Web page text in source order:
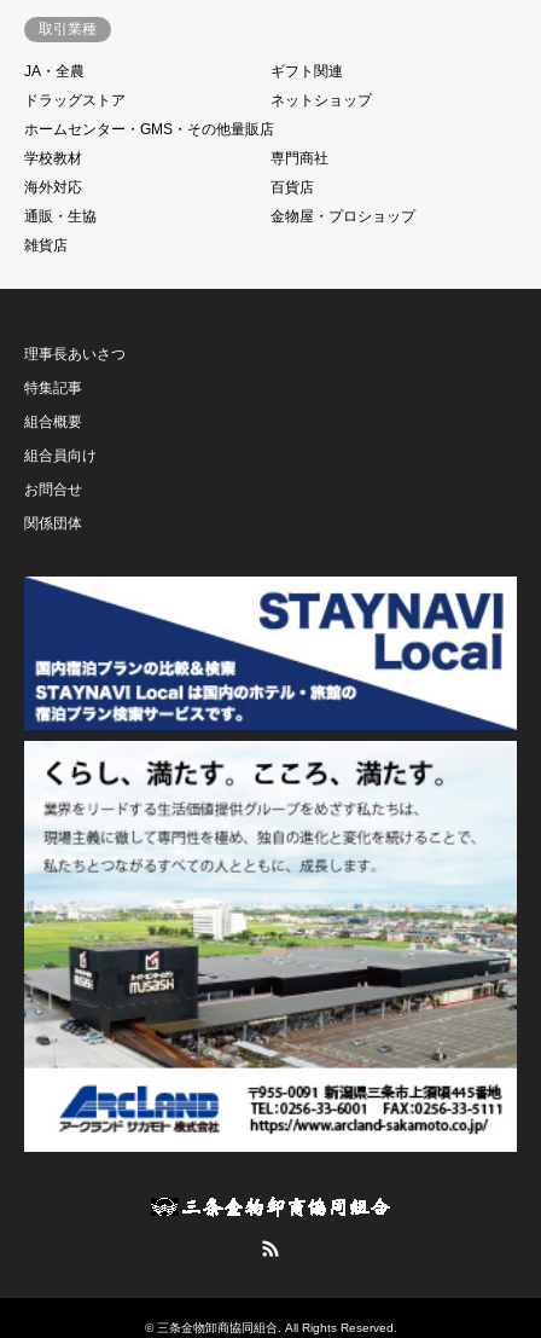
取引業種
JA・全農
ギフト関連
ドラッグストア
ネットショップ
ホームセンター・GMS・その他量販店
学校教材
専門商社
海外対応
百貨店
通販・生協
金物屋・プロショップ
雑貨店
理事長あいさつ
特集記事
組合概要
組合員向け
お問合せ
関係団体
©三条金物卸商協同組合. All Rights Reserved.